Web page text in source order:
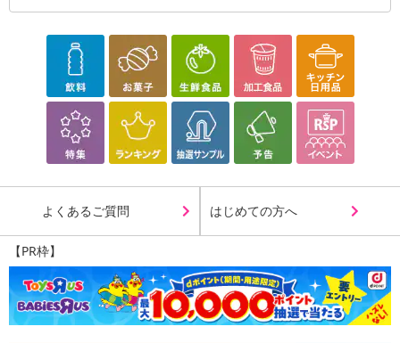
よくあるご質問 はじめての方へ
【PR枠】